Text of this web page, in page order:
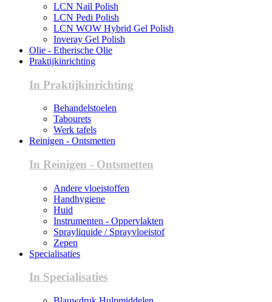
LCN Nail Polish
LCN Pedi Polish
LCN WOW Hybrid Gel Polish
Inveray Gel Polish
Olie - Etherische Olie
Praktijkinrichting
In Praktijkinrichting
Behandelstoelen
Tabourets
Werk tafels
Reinigen - Ontsmetten
In Reinigen - Ontsmetten
Andere vloeistoffen
Handhygiene
Huid
Instrumenten - Oppervlakten
Sprayliquide / Sprayvloeistof
Zepen
Specialisaties
In Specialisaties